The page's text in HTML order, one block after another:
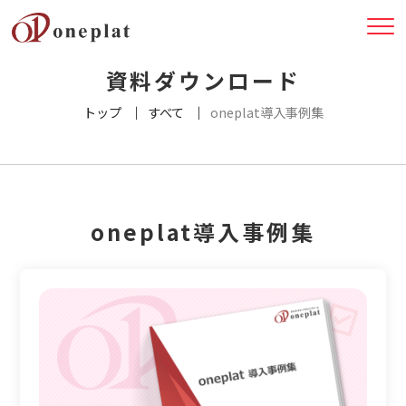
資料ダウンロード
トップ すべて oneplat導入事例集
oneplat導入事例集